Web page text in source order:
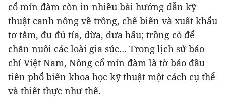
cổ mín đàm còn in nhiều bài hướng dẫn kỹ
thuật canh nông về trồng, chế biến và xuất khẩu
tơ tằm, đu đủ tía, dừa, dưa hấu; trồng cỏ để
chăn nuôi các loài gia súc… Trong lịch sử báo
chí Việt Nam, Nông cổ mín đàm là tờ báo đầu
tiên phổ biến khoa học kỹ thuật một cách cụ thể
và thiết thực như thế.